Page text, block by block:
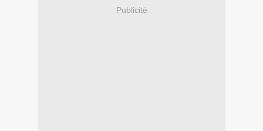
Publicité